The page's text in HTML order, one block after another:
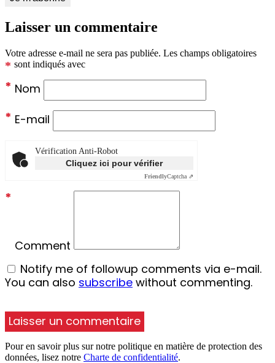
Laisser un commentaire
Votre adresse e-mail ne sera pas publiée. Les champs obligatoires
sont indiqués avec
*
Nom
*
E-mail
*
Vérification Anti-Robot
Cliquez ici pour vérifier
FriendlyCaptcha ⇗
Comment
*
Notify me of followup comments via e-mail.
You can also subscribe without commenting.
Pour en savoir plus sur notre politique en matière de protection des
données, lisez notre Charte de confidentialité.